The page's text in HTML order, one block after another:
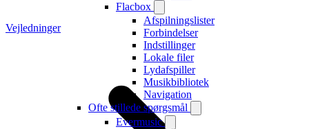
Flacbox
Afspilningslister
Forbindelser
Indstillinger
Lokale filer
Lydafspiller
Musikbibliotek
Navigation
Ofte stillede spørgsmål
Evermusic
Vejledninger